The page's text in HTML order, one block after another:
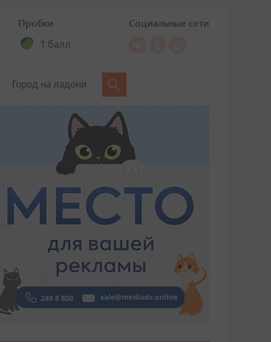
Пробки
1 балл
Социальные сети
Город на ладони